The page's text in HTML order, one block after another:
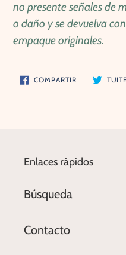
no presente señales de
o daño y se devuelva
empaque originales.
COMPARTIRCOMPARTIR
EN
Enlaces rápidos
Búsqueda
Contacto